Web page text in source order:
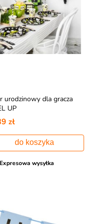
urodzinowy dla gracza
UP
zł
do koszyka
Expresowa wysyłka